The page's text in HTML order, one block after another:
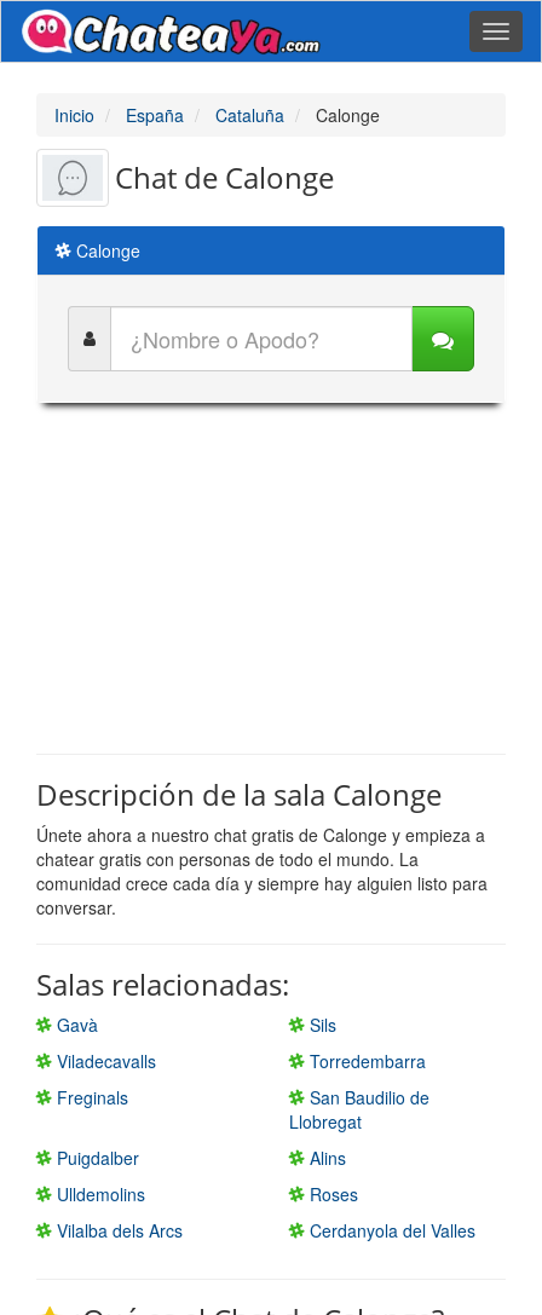
Inicio España Cataluña Calonge
Chat de Calonge
Calonge
Descripción de la sala Calonge
Únete ahora a nuestro chat gratis de Calonge y empieza a
chatear gratis con personas de todo el mundo. La
comunidad crece cada día y siempre hay alguien listo para
conversar.
Salas relacionadas:
Gavà
Sils
Viladecavalls
Torredembarra
Freginals
San Baudilio de
Llobregat
Puigdalber
Alins
Ulldemolins
Roses
Vilalba dels Arcs
Cerdanyola del Valles